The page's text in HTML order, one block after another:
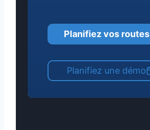
Planifiez vos routes
Planifiez une démo